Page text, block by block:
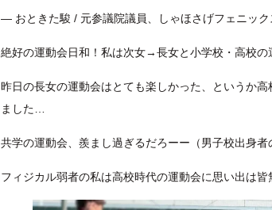
— おときた駿 / 元参議院議員、しゃほさげフェニッ
絶好の運動会日和！私は次女→長女と小学校・高校の
昨日の長女の運動会はとても楽しかった、というか
ました…
共学の運動会、羨まし過ぎるだろーー（男子校出身者
フィジカル弱者の私は高校時代の運動会に思い出は皆